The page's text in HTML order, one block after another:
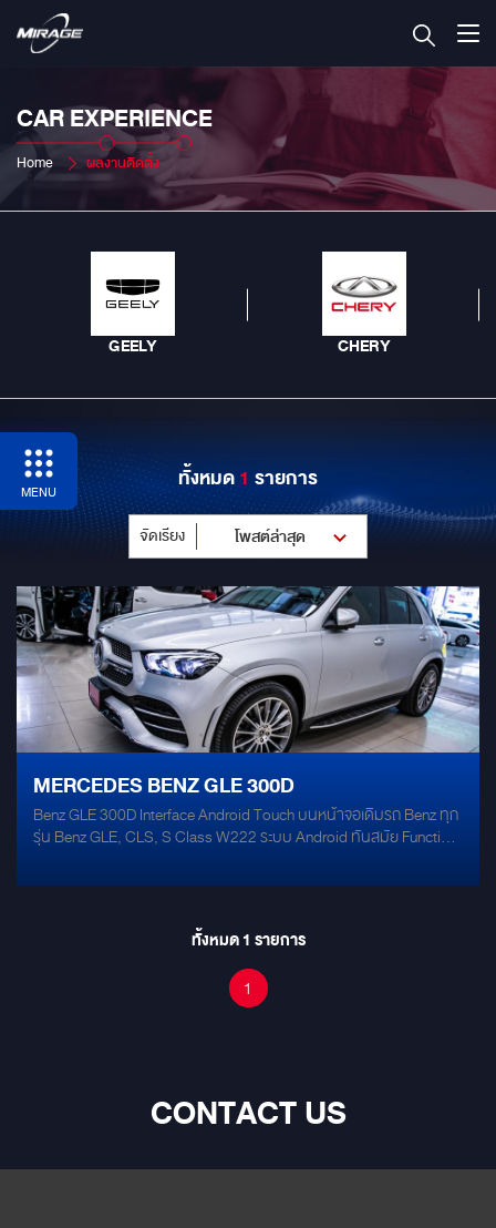
CAR EXPERIENCE
Home ผลงานติดตั้ง
GEELY CHERY
MENU ทั้งหมด1 รายการ
จัดเรียง โพสต์ล่าสุด
MERCEDES BENZ GLE 300D
Benz GLE 300D Interface Android Touch บนหน้าจอเดิมรถ Benz ทุก
รุ่น Benz GLE, CLS, S Class W222 ระบบ Android ทันสมัย Function
ทั้งหมด1 รายการ
1
CONTACT US